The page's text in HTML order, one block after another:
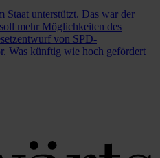
unterstützt. Das war der
mehr Möglichkeiten des
von SPD-
Was künftig wie hoch gefördert